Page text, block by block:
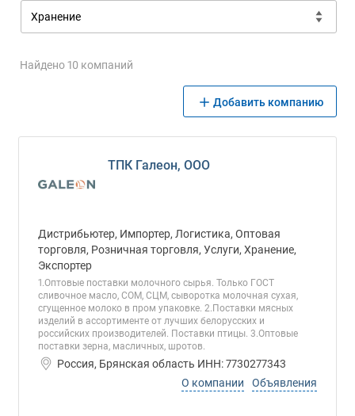
Найдено 10 компаний
Добавить компанию
ТПК Галеон, ООО
Дистрибьютер, Импортер, Логистика, Оптовая
торговля, Розничная торговля, Услуги, Хранение,
Экспортер
1.Оптовые поставки молочного сырья. Только ГОСТ
сливочное масло, СОМ, СЦМ, сыворотка молочная сухая,
сгущенное молоко в пром упаковке. 2.Поставки мясных
изделий в ассортименте от лучших белорусских и
российских производителей. Поставки птицы. 3.Оптовые
поставки зерна, масличных, шротов.
Россия, Брянская область ИНН: 7730277343
О компании
Объявления